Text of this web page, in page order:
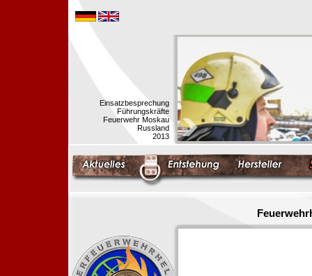
Einsatzbesprechung
Führungskräfte
Feuerwehr Moskau
Russland
2013